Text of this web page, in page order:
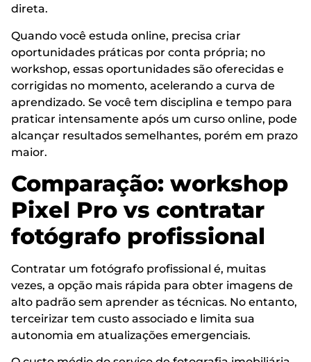
direta.
Quando você estuda online, precisa criar
oportunidades práticas por conta própria; no
workshop, essas oportunidades são oferecidas e
corrigidas no momento, acelerando a curva de
aprendizado. Se você tem disciplina e tempo para
praticar intensamente após um curso online, pode
alcançar resultados semelhantes, porém em prazo
maior.
Comparação: workshop
Pixel Pro vs contratar
fotógrafo profissional
Contratar um fotógrafo profissional é, muitas
vezes, a opção mais rápida para obter imagens de
alto padrão sem aprender as técnicas. No entanto,
terceirizar tem custo associado e limita sua
autonomia em atualizações emergenciais.